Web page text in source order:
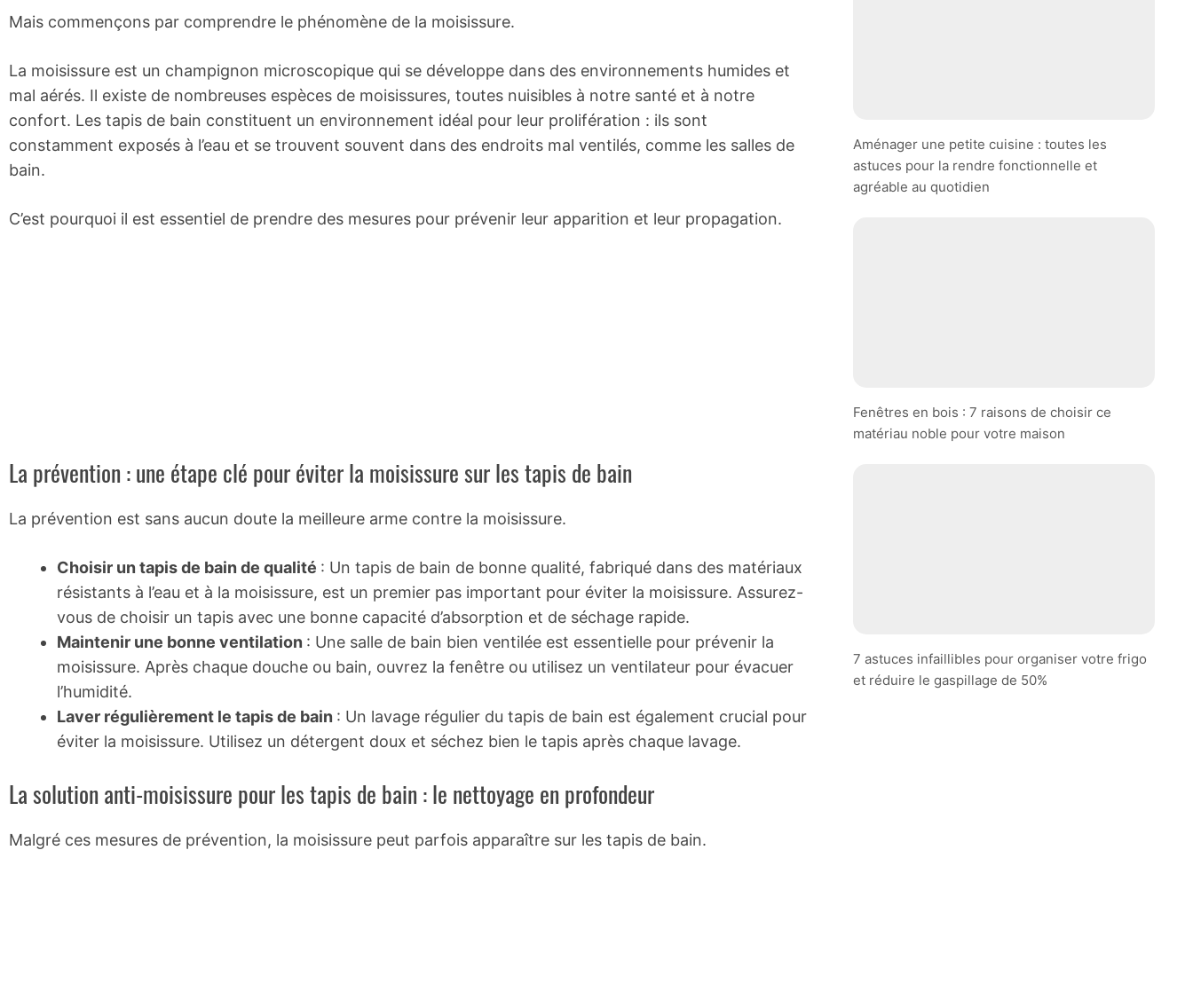
Mais commençons par comprendre le phénomène de la moisissure.
La moisissure est un champignon microscopique qui se développe dans des environnements humides et
mal aérés. Il existe de nombreuses espèces de moisissures, toutes nuisibles à notre santé et à notre
confort. Les tapis de bain constituent un environnement idéal pour leur prolifération : ils sont
constamment exposés à l’eau et se trouvent souvent dans des endroits mal ventilés, comme les salles de
bain.
C’est pourquoi il est essentiel de prendre des mesures pour prévenir leur apparition et leur propagation.
La prévention : une étape clé pour éviter la moisissure sur les tapis de bain
La prévention est sans aucun doute la meilleure arme contre la moisissure.
Choisir un tapis de bain de qualité : Un tapis de bain de bonne qualité, fabriqué dans des matériaux
résistants à l’eau et à la moisissure, est un premier pas important pour éviter la moisissure. Assurez-
vous de choisir un tapis avec une bonne capacité d’absorption et de séchage rapide.
Maintenir une bonne ventilation : Une salle de bain bien ventilée est essentielle pour prévenir la
moisissure. Après chaque douche ou bain, ouvrez la fenêtre ou utilisez un ventilateur pour évacuer
l’humidité.
Laver régulièrement le tapis de bain : Un lavage régulier du tapis de bain est également crucial pour
éviter la moisissure. Utilisez un détergent doux et séchez bien le tapis après chaque lavage.
La solution anti-moisissure pour les tapis de bain : le nettoyage en profondeur
Malgré ces mesures de prévention, la moisissure peut parfois apparaître sur les tapis de bain.
Aménager une petite cuisine : toutes les
astuces pour la rendre fonctionnelle et
agréable au quotidien
Fenêtres en bois : 7 raisons de choisir ce
matériau noble pour votre maison
7 astuces infaillibles pour organiser votre frigo
et réduire le gaspillage de 50%